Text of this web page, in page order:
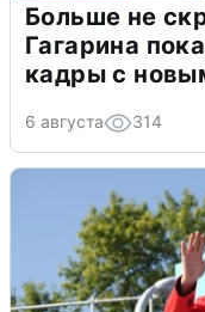
Больше не
Гагарина
кадры с
6 августа 314